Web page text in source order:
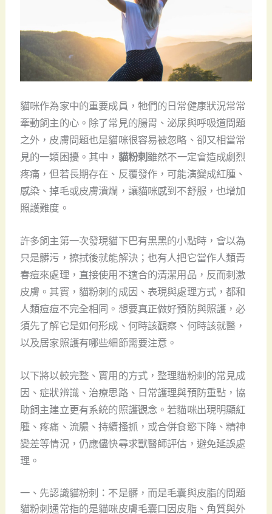
貓咪作為家中的重要成員，牠們的日常健康狀況常常
牽動飼主的心。除了常見的腸胃、泌尿與呼吸道問題
之外，皮膚問題也是貓咪很容易被忽略、卻又相當常
見的一類困擾。其中， 貓粉刺 雖然不一定會造成劇烈
疼痛，但若長期存在、反覆發作，可能演變成紅腫、
感染、掉毛或皮膚潰爛，讓貓咪感到不舒服，也增加
照護難度。
許多飼主第一次發現貓下巴有黑黑的小點時，會以為
只是髒污，擦拭後就能解決；也有人把它當作人類青
春痘來處理，直接使用不適合的清潔用品，反而刺激
皮膚。其實，貓粉刺的成因、表現與處理方式，都和
人類痘痘不完全相同。想要真正做好預防與照護，必
須先了解它是如何形成、何時該觀察、何時該就醫，
以及居家照護有哪些細節需要注意。
以下將以較完整、實用的方式，整理貓粉刺的常見成
因、症狀辨識、治療思路、日常護理與預防重點，協
助飼主建立更有系統的照護觀念。若貓咪出現明顯紅
腫、疼痛、流膿、持續搔抓，或合併食慾下降、精神
變差等情況，仍應儘快尋求獸醫師評估，避免延誤處
理。
一、先認識貓粉刺：不是髒，而是毛囊與皮脂的問題
貓粉刺通常指的是貓咪皮膚毛囊口因皮脂、角質與外